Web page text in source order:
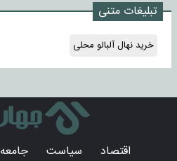
تبلیغات متنی
خرید نهال آلبالو محلی
اقتصاد سیاست جامعه